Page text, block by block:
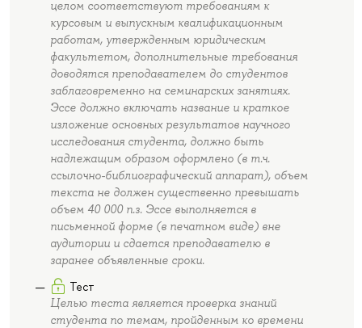
целом соответствуют требованиям к
курсовым и выпускным квалификационным
работам, утвержденным юридическим
факультетом, дополнительные требования
доводятся преподавателем до студентов
заблаговременно на семинарских занятиях.
Эссе должно включать название и краткое
изложение основных результатов научного
исследования студента, должно быть
надлежащим образом оформлено (в т.ч.
ссылочно-библиографический аппарат), объем
текста не должен существенно превышать
объем 40 000 п.з. Эссе выполняется в
письменной форме (в печатном виде) вне
аудитории и сдается преподавателю в
заранее объявленные сроки.
Тест
Целью теста является проверка знаний
студента по темам, пройденным ко времени